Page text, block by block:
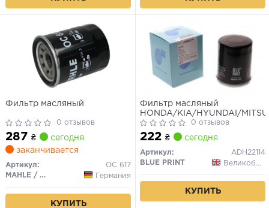
Фильтр масляный
0 отзывов
287 ₴
сегодня
заканчивается
Артикул:
OC 617
MAHLE / KNECHT
Германия
КУПИТЬ
Фильтр масляный
HONDA/KIA/HYUNDAI/
0 отзывов
222 ₴ сегодня
Артикул:
ADH22114
BLUE PRINT
Великобритания
КУПИТЬ